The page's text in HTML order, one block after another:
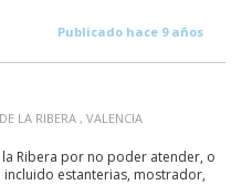
Publicado hace 9 años
LA RIBERA , VALENCIA
Ribera por no poder atender, o
estanterias, mostrador,